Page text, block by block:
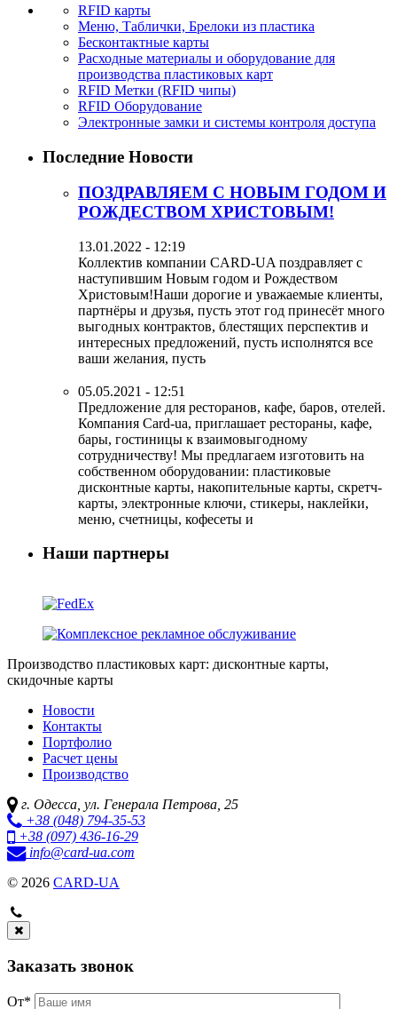
RFID карты
Меню, Таблички, Брелоки из пластика
Бесконтактные карты
Расходные материалы и оборудование для
производства пластиковых карт
RFID Метки (RFID чипы)
RFID Оборудование
Электронные замки и системы контроля доступа
Последние Новости
ПОЗДРАВЛЯЕМ С НОВЫМ ГОДОМ И
РОЖДЕСТВОМ ХРИСТОВЫМ!
13.01.2022 - 12:19
Коллектив компании CARD-UA поздравляет с
наступившим Новым годом и Рождеством
Христовым!Наши дорогие и уважаемые клиенты,
партнёры и друзья, пусть этот год принесёт много
выгодных контрактов, блестящих перспектив и
интересных предложений, пусть исполнятся все
ваши желания, пусть
05.05.2021 - 12:51
Предложение для ресторанов, кафе, баров, отелей.
Компания Card-ua, приглашает рестораны, кафе,
бары, гостиницы к взаимовыгодному
сотрудничеству! Мы предлагаем изготовить на
собственном оборудовании: пластиковые
дисконтные карты, накопительные карты, скретч-
карты, электронные ключи, стикеры, наклейки,
меню, счетницы, кофесеты и
Наши партнеры
Производство пластиковых карт: дисконтные карты,
скидочные карты
Новости
Контакты
Портфолио
Расчет цены
Производство
г. Одесса, ул. Генерала Петрова, 25
+38 (048) 794-35-53
+38 (097) 436-16-29
info@card-ua.com
© 2026 CARD-UA
Заказать звонок
От*